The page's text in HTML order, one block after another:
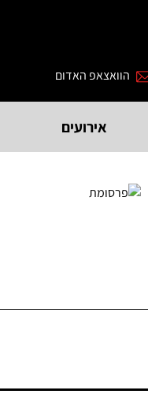
הוואצאפ האדום
אירועים